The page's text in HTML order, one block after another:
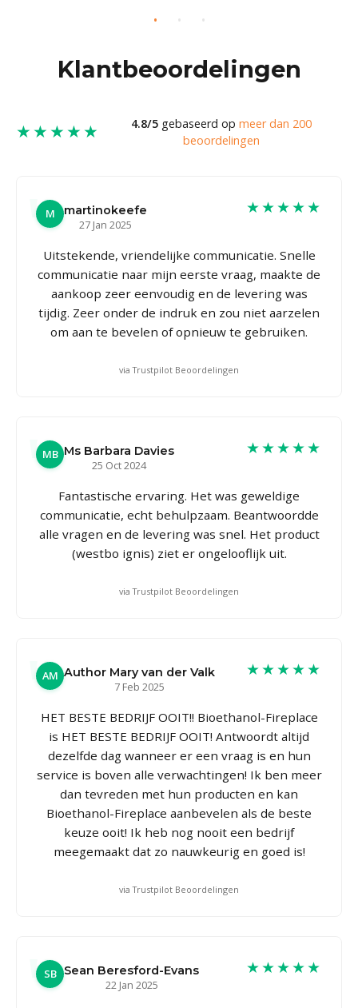
Klantbeoordelingen
★★★★★ 4.8/5gebaseerd op meer dan 200
beoordelingen
M
martinokeefe
27 Jan 2025
★★★★★
Uitstekende, vriendelijke communicatie. Snelle
communicatie naar mijn eerste vraag, maakte de
aankoop zeer eenvoudig en de levering was
tijdig. Zeer onder de indruk en zou niet aarzelen
om aan te bevelen of opnieuw te gebruiken.
via Trustpilot Beoordelingen
MB Ms Barbara Davies
25 Oct 2024
★★★★★
Fantastische ervaring. Het was geweldige
communicatie, echt behulpzaam. Beantwoordde
alle vragen en de levering was snel. Het product
(westbo ignis) ziet er ongelooflijk uit.
via Trustpilot Beoordelingen
AM Author Mary van der Valk
7 Feb 2025
★★★★★
HET BESTE BEDRIJF OOIT!! Bioethanol-Fireplace
is HET BESTE BEDRIJF OOIT! Antwoordt altijd
dezelfde dag wanneer er een vraag is en hun
service is boven alle verwachtingen! Ik ben meer
dan tevreden met hun producten en kan
Bioethanol-Fireplace aanbevelen als de beste
keuze ooit! Ik heb nog nooit een bedrijf
meegemaakt dat zo nauwkeurig en goed is!
via Trustpilot Beoordelingen
SB Sean Beresford-Evans
22 Jan 2025
★★★★★